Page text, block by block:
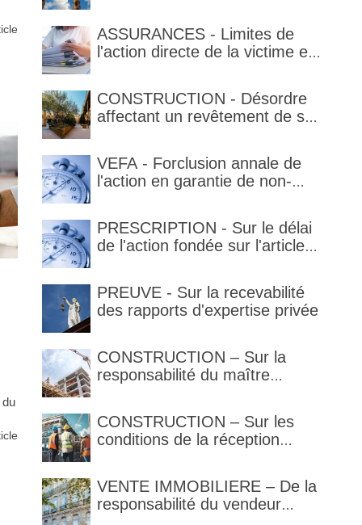
du
ASSURANCES - Limites de
l'action directe de la victime et
de la garantie en condition de
la garantie
CONSTRUCTION - Désordre
affectant un revêtement de sol
VEFA - Forclusion annale de
l'action en garantie de non-
PRESCRIPTION - Sur le délai
de l'action fondée sur l'article
PREUVE - Sur la recevabilité
des rapports d'expertise privée
CONSTRUCTION – Sur la
responsabilité du maître
supporte une obligation de
contrôle étendu
CONSTRUCTION – Sur les
conditions de la réception
VENTE IMMOBILIERE – De la
responsabilité du vendeur